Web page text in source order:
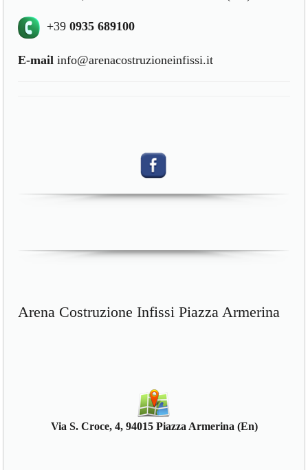
+390935 689100
E-mail info@arenacostruzioneinfissi.it
Arena Costruzione Infissi Piazza Armerina
Via S. Croce, 4, 94015 Piazza Armerina (En)